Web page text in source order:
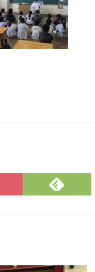
Feedly
で